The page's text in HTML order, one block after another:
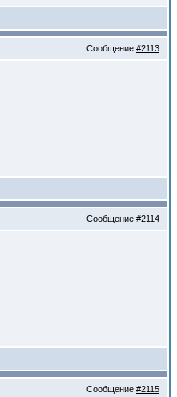
Сообщение #2113
Сообщение #2114
Сообщение #2115